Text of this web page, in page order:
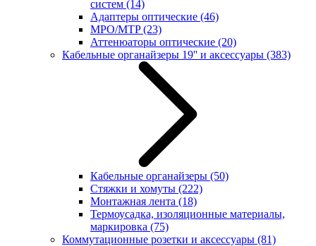
систем (14)
Адаптеры оптические (46)
MPO/MTP(23)
Аттенюаторы оптические (20)
Кабельные органайзеры 19'' и аксессуары (383)
Кабельные органайзеры (50)
Стяжки и хомуты (222)
Монтажная лента (18)
Термоусадка, изоляционные материалы,
маркировка (75)
Коммутационные розетки и аксессуары (81)